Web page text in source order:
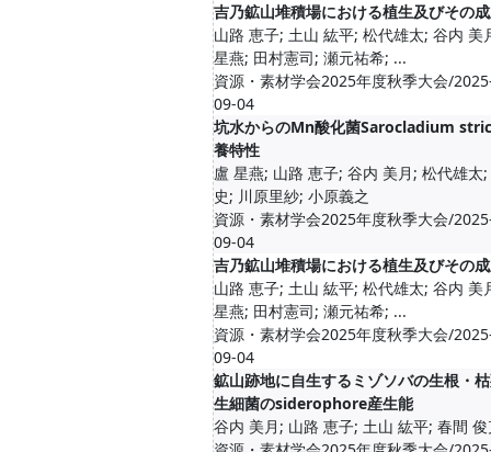
吉乃鉱山堆積場における植生及びその
山路 恵子; 土山 紘平; 松代雄太; 谷内 美
星燕; 田村憲司; 瀬元祐希; ...
資源・素材学会2025年度秋季大会/
09-04
坑水からのMn酸化菌Sarocladium
養特性
盧 星燕; 山路 恵子; 谷内 美月; 松代雄太
史; 川原里紗; 小原義之
資源・素材学会2025年度秋季大会/
09-04
吉乃鉱山堆積場における植生及びその
山路 恵子; 土山 紘平; 松代雄太; 谷内 美
星燕; 田村憲司; 瀬元祐希; ...
資源・素材学会2025年度秋季大会/
09-04
鉱山跡地に自生するミゾソバの生根・
生細菌のsiderophore産生能
谷内 美月; 山路 恵子; 土山 紘平; 春間